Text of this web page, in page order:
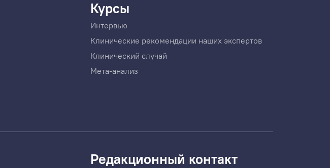
Курсы
Интервью
Клинические рекомендации наших экспертов
Клинический случай
Мета-анализ
Редакционный контакт